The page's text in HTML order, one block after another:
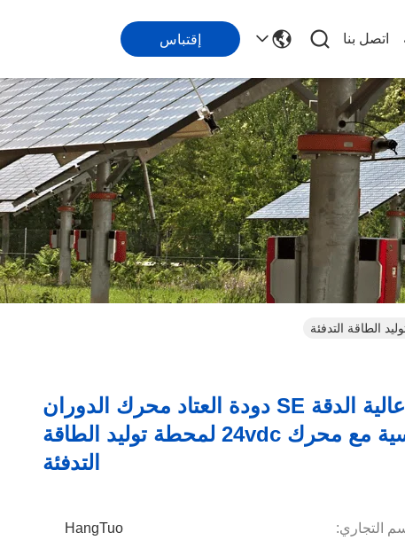
اتصل بنا إقتباس
عالية الدقة SE دودة العتاد محرك الدوران
الشمسية مع محرك 24vdc لمحطة توليد الطاقة
التدفئة
التجاري: HangTuo